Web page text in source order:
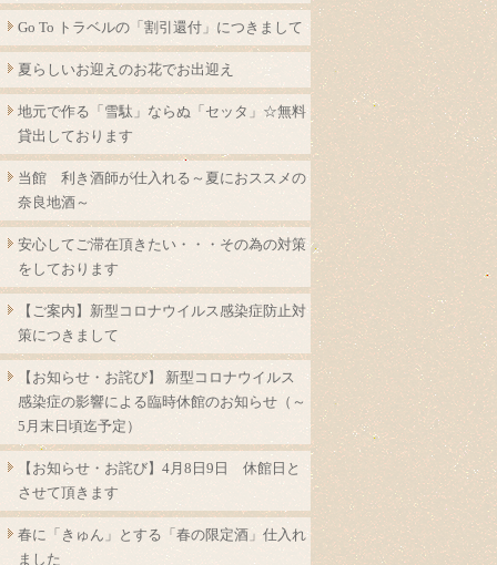
Go To トラベルの「割引還付」につきまして
夏らしいお迎えのお花でお出迎え
地元で作る「雪駄」ならぬ「セッタ」☆無料
貸出しております
当館 利き酒師が仕入れる～夏におススメの
奈良地酒～
安心してご滞在頂きたい・・・その為の対策
をしております
【ご案内】新型コロナウイルス感染症防止対
策につきまして
【お知らせ・お詫び】 新型コロナウイルス
感染症の影響による臨時休館のお知らせ（～
5月末日頃迄予定）
【お知らせ・お詫び】4月8日9日 休館日と
させて頂きます
春に「きゅん」とする「春の限定酒」仕入れ
ました